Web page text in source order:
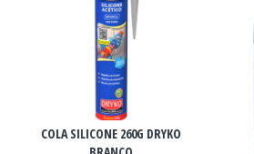
COLA SILICONE 260G DRYKO